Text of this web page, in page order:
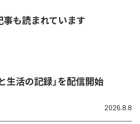
事も読まれています
生活の記録」を配信開始
2026.8.8